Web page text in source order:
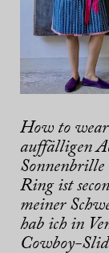
How to
auffälligen
Sonnenbrille
Ring ist
meiner
hab ich in
Cowboy-